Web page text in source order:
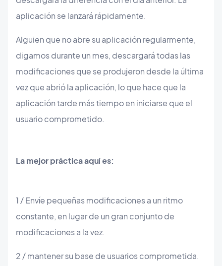
aplicación se lanzará rápidamente.
Alguien que no abre su aplicación regularmente,
digamos durante un mes, descargará todas las
modificaciones que se produjeron desde la última
vez que abrió la aplicación, lo que hace que la
aplicación tarde más tiempo en iniciarse que el
usuario comprometido.
La mejor práctica aquí es:
1 / Envíe pequeñas modificaciones a un ritmo
constante, en lugar de un gran conjunto de
modificaciones a la vez.
2 / mantener su base de usuarios comprometida.